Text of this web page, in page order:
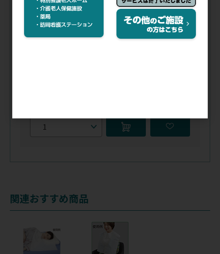
注文コード（メーカー品番）
042-961 （004-42160）
関連おすすめ商品